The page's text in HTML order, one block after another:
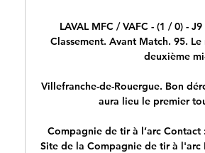
LAVAL MFC / VAFC - (1 / 0) -
Classement. Avant Match. 95.
deuxième
Villefranche-de-Rouergue. Bon
aura lieu le premier
Compagnie de tir à l’arc
Site de la Compagnie de tir à